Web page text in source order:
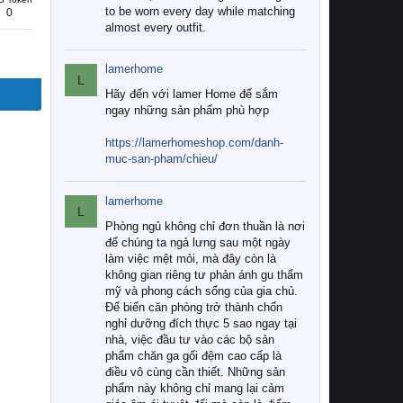
0
to be worn every day while matching
almost every outfit.
L
lamerhome
Hãy đến với lamer Home để sắm
ngay những sản phẩm phù hợp
https://lamerhomeshop.com/danh-
muc-san-pham/chieu/
L
lamerhome
Phòng ngủ không chỉ đơn thuần là nơi
để chúng ta ngả lưng sau một ngày
làm việc mệt mỏi, mà đây còn là
không gian riêng tư phản ánh gu thẩm
mỹ và phong cách sống của gia chủ.
Để biến căn phòng trở thành chốn
nghỉ dưỡng đích thực 5 sao ngay tại
nhà, việc đầu tư vào các bộ sản
phẩm chăn ga gối đệm cao cấp là
điều vô cùng cần thiết. Những sản
phẩm này không chỉ mang lại cảm